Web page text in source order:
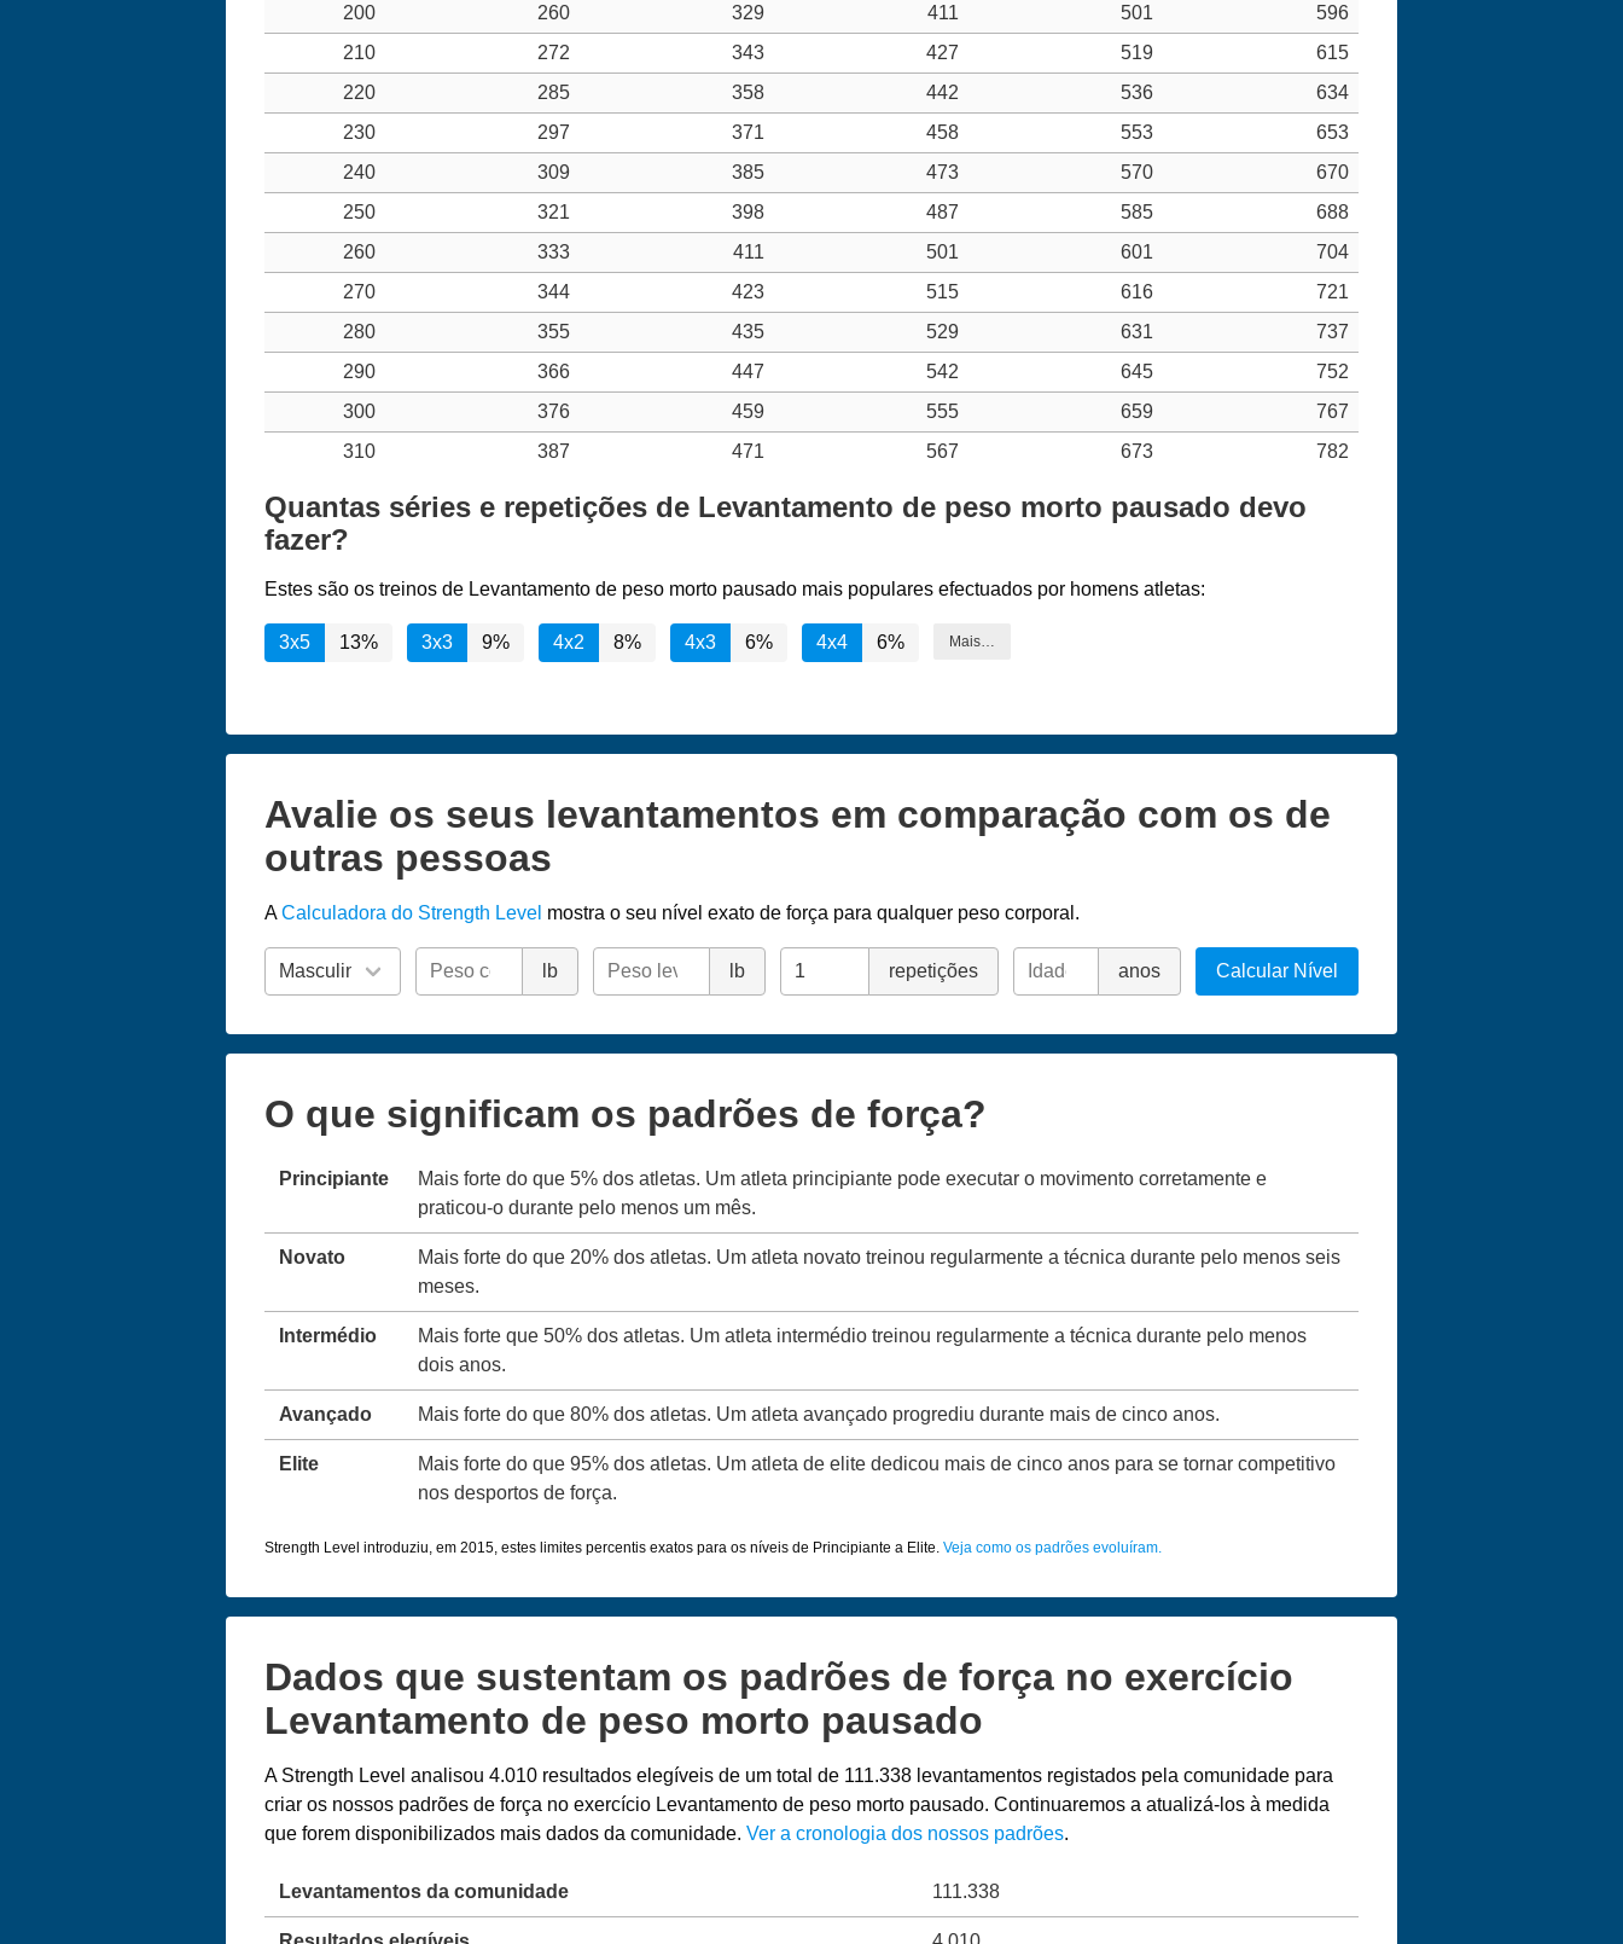
200
260 329 411 501
596
210
272 343 427 519
615
220
285 358 442 536
634
230
297 371 458 553
653
240
309 385 473 570
670
250
321 398 487 585
688
260
333 411 501 601
704
270
344 423 515 616
721
280
355 435 529 631
737
290
366 447 542 645
752
300
376 459 555 659
767
310
387 471 567 673 782
Quantas séries e repetições de Levantamento de peso morto pausado devo
fazer?
Estes são os treinos de Levantamento de peso morto pausado mais populares efectuados por homens atletas:
3x5 13% 3x3 9% 4x2 8% 4x3 6% 4x4 6% Mais…
Avalie os seus levantamentos em comparação com os de
outras pessoas
ACalculadora do Strength Level mostra o seu nível exato de força para qualquer peso corporal.
lb lb repetições anos Calcular Nível
O que significam os padrões de força?
Principiante
Mais forte do que 5% dos atletas. Um atleta principiante pode executar o movimento corretamente e
praticou-o durante pelo menos um mês.
Novato
Mais forte do que 20% dos atletas. Um atleta novato treinou regularmente a técnica durante pelo menos seis
meses.
Intermédio
Mais forte que 50% dos atletas. Um atleta intermédio treinou regularmente a técnica durante pelo menos
dois anos.
Avançado Mais forte do que 80% dos atletas. Um atleta avançado progrediu durante mais de cinco anos.
Elite
Mais forte do que 95% dos atletas. Um atleta de elite dedicou mais de cinco anos para se tornar competitivo
nos desportos de força.
Strength Level introduziu, em 2015, estes limites percentis exatos para os níveis de Principiante a Elite. Veja como os padrões evoluíram.
Dados que sustentam os padrões de força no exercício
Levantamento de peso morto pausado
A Strength Level analisou 4.010 resultados elegíveis de um total de 111.338 levantamentos registados pela comunidade para
criar os nossos padrões de força no exercício Levantamento de peso morto pausado. Continuaremos a atualizá-los à medida
que forem disponibilizados mais dados da comunidade. Ver a cronologia dos nossos padrões.
Levantamentos da comunidade 111.338